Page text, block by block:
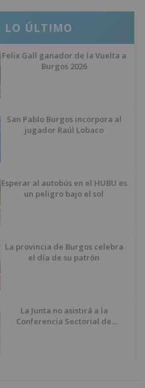
LO ÚLTIMO
Felix Gall ganador de la Vuelta a
Burgos 2026
San Pablo Burgos incorpora al
jugador Raúl Lobaco
Esperar al autobús en el HUBU es
un peligro bajo el sol
La provincia de Burgos celebra
el día de su patrón
La Junta no asistirá a la
Conferencia Sectorial de